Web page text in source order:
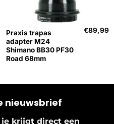
Praxis trapas
adapter M24
Shimano BB30 PF30
Road 68mm
€89,99
nieuwsbrief
krijgt direct een